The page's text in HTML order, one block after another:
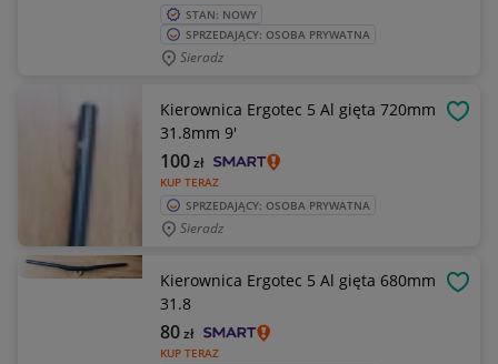
STAN: NOWY
SPRZEDAJĄCY: OSOBA PRYWATNA
Sieradz
Kierownica Ergotec 5 Al gięta 720mm
31.8mm 9'
KUP TERAZ
100zł
SPRZEDAJĄCY: OSOBA PRYWATNA
Sieradz
Kierownica Ergotec 5 Al gięta 680mm
31.8
KUP TERAZ
80zł